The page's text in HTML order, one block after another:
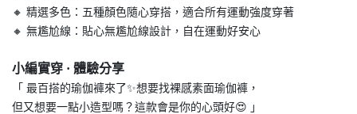
🔸 精選多色：五種顏色隨心穿搭，適合所有運動強度穿著
🔸 無尷尬線：貼心無尷尬線設計，自在運動好安心
小編實穿 · 體驗分享
「 最百搭的瑜伽褲來了✨想要找裸感素面瑜伽褲，
但又想要一點小造型嗎？這款會是你的心頭好😍 」